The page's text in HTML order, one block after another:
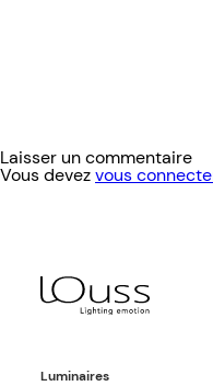
Laisser un commentaire
Vous devezvous
Luminaires